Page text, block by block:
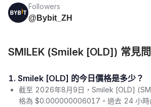
Followers
@Bybit_ZH
SMILEK (Smilek [OLD]) 常見
1. Smilek [OLD] 的今日價格是多少？
截至 2026年8月9日，Smilek [OLD]
格為 $0.000000006017。過去 24 小時